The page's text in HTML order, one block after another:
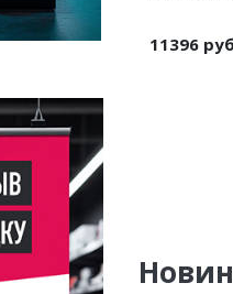
11396 руб